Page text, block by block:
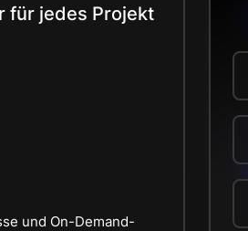
für jedes Projekt
und On-Demand-